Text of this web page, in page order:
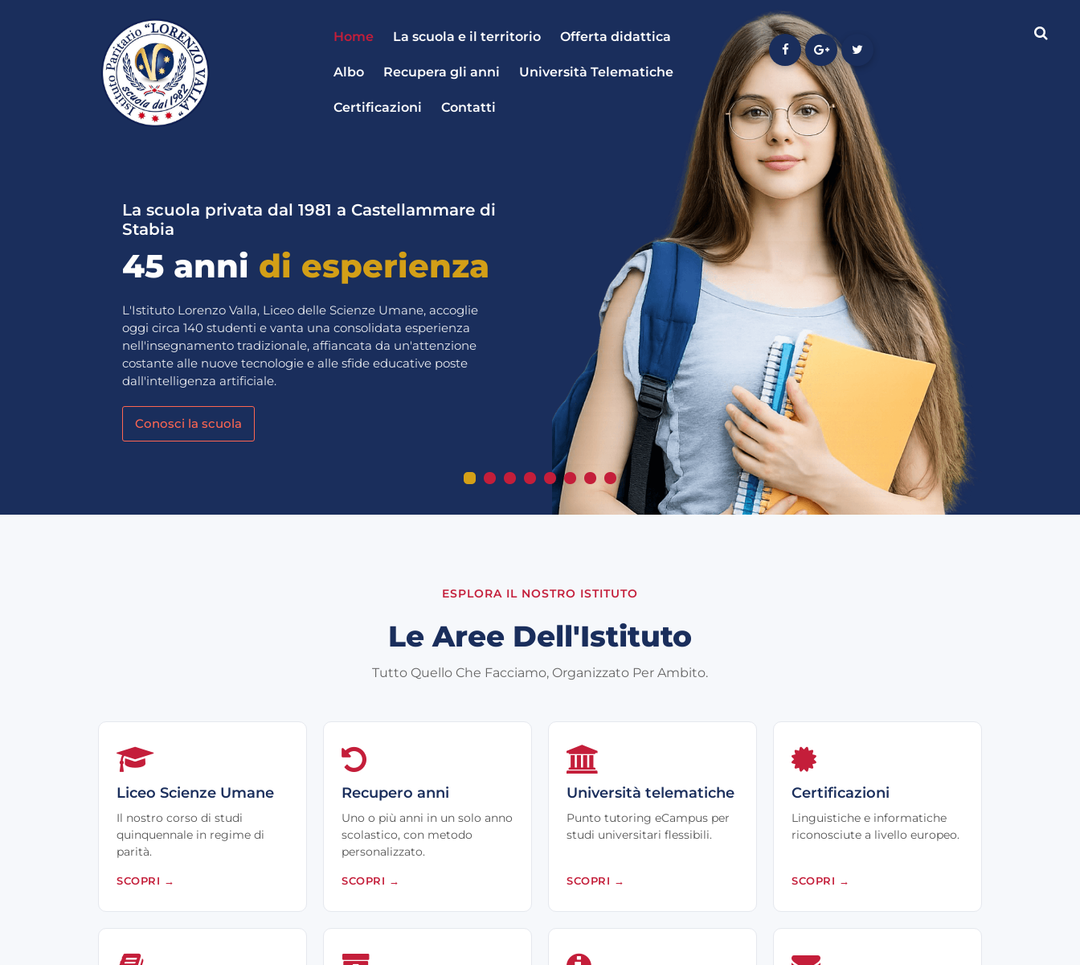
Home La scuola e il territorio Offerta didattica
Albo Recupera gli anni Università Telematiche
Certificazioni Contatti
La scuola privata dal 1981 a Castellammare di
Stabia
45 anni di esperienza
L'Istituto Lorenzo Valla, Liceo delle Scienze Umane, accoglie
oggi circa 140 studenti e vanta una consolidata esperienza
nell'insegnamento tradizionale, affiancata da un'attenzione
costante alle nuove tecnologie e alle sfide educative poste
dall'intelligenza artificiale.
Conosci la scuola
ESPLORA IL NOSTRO ISTITUTO
Le Aree Dell'Istituto
Tutto Quello Che Facciamo, Organizzato Per Ambito.
Liceo Scienze Umane
Il nostro corso di studi
quinquennale in regime di
parità.
SCOPRI →
Recupero anni
Uno o più anni in un solo anno
scolastico, con metodo
personalizzato.
SCOPRI →
Università telematiche
Punto tutoring eCampus per
studi universitari flessibili.
SCOPRI →
Certificazioni
Linguistiche e informatiche
riconosciute a livello europeo.
SCOPRI →